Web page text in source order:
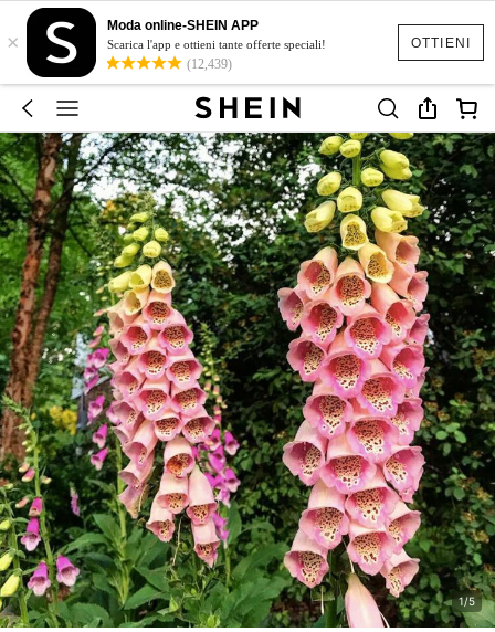
OTTIENI
×
Moda online-SHEIN APP
Scarica l'app e ottieni tante offerte speciali!
(12,439)
1/5